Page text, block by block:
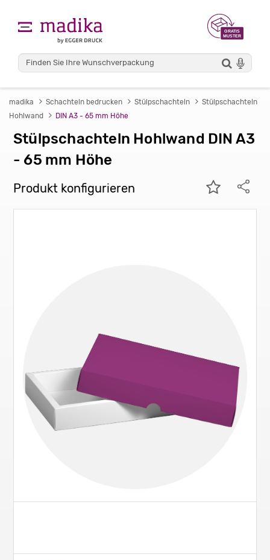
madika Schachteln bedrucken Stülpschachteln
Stülpschachteln
Hohlwand
DIN A3 - 65 mm Höhe
Stülpschachteln Hohlwand DIN A3
- 65 mm Höhe
Produkt konfigurieren